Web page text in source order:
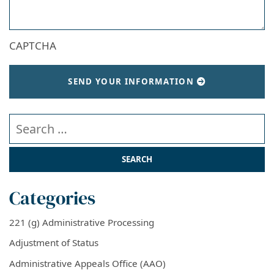
CAPTCHA
SEND YOUR INFORMATION
Search our website
Categories
221 (g) Administrative Processing
Adjustment of Status
Administrative Appeals Office (AAO)